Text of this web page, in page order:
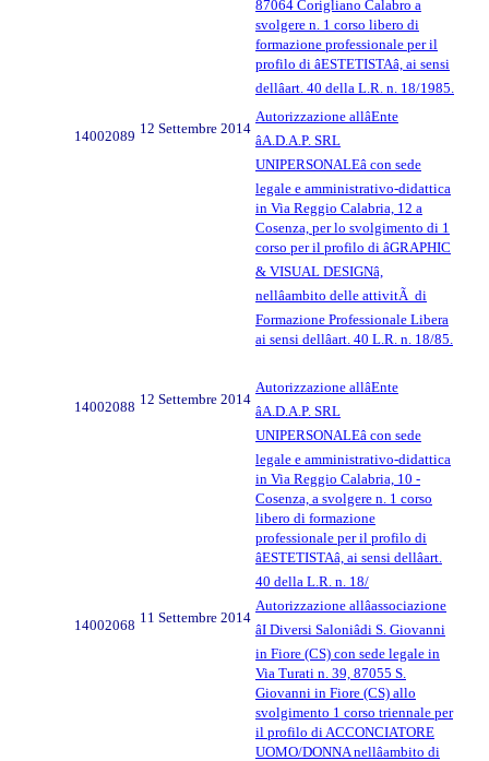
87064 Corigliano Calabro a
svolgere n. 1 corso libero di
formazione professionale per il
profilo di âESTETISTAâ, ai sensi
dellâart. 40 della L.R. n. 18/1985.
14002089 12 Settembre 2014
Autorizzazione allâEnte
âA.D.A.P. SRL
UNIPERSONALEâ con sede
legale e amministrativo-didattica
in Via Reggio Calabria, 12 a
Cosenza, per lo svolgimento di 1
corso per il profilo di âGRAPHIC
& VISUAL DESIGNâ,
nellâambito delle attivitÃ di
Formazione Professionale Libera
ai sensi dellâart. 40 L.R. n. 18/85.
14002088 12 Settembre 2014
Autorizzazione allâEnte
âA.D.A.P. SRL
UNIPERSONALEâ con sede
legale e amministrativo-didattica
in Via Reggio Calabria, 10 -
Cosenza, a svolgere n. 1 corso
libero di formazione
professionale per il profilo di
âESTETISTAâ, ai sensi dellâart.
40 della L.R. n. 18/
14002068 11 Settembre 2014
Autorizzazione allâassociazione
âI Diversi Saloniâdi S. Giovanni
in Fiore (CS) con sede legale in
Via Turati n. 39, 87055 S.
Giovanni in Fiore (CS) allo
svolgimento 1 corso triennale per
il profilo di ACCONCIATORE
UOMO/DONNA nellâambito di